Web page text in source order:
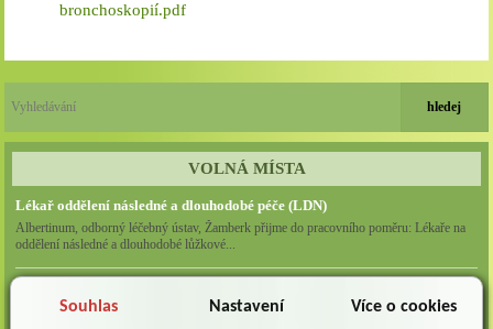
bronchoskopií.pdf
VOLNÁ MÍSTA
Lékař oddělení následné a dlouhodobé péče (LDN)
Albertinum, odborný léčebný ústav, Žamberk přijme do pracovního poměru: Lékaře na
oddělení následné a dlouhodobé lůžkové...
Albertinum, odborný léčebný ústav, Žamberkpřijme do pracovního poměru: Lékaře na
Souhlas Nastavení Více o cookies